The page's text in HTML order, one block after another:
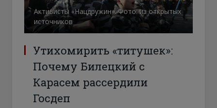
Активисты «Нацдружин». Фото: из открытых
источников
Утихомирить «титушек»:
Почему Билецкий с
Карасем рассердили
Госдеп